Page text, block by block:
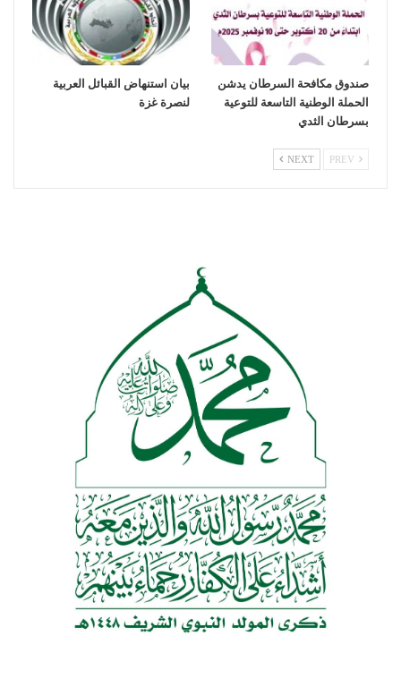
صندوق مكافحة السرطان يدشن
الحملة الوطنية التاسعة للتوعية
بسرطان الثدي
بيان استنهاض القبائل العربية
لنصرة غزة
NEXT